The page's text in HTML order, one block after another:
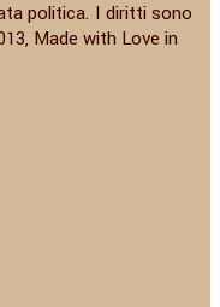
politica. I diritti sono
Made with Love in